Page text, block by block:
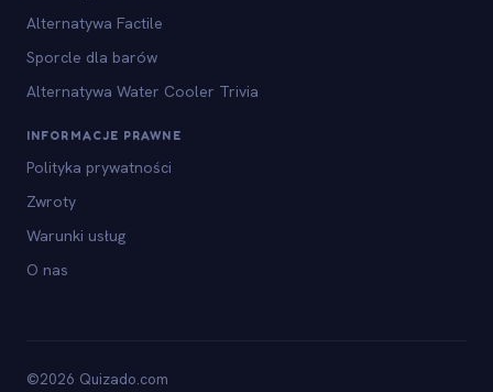
Alternatywa Factile
Sporcle dla barów
Alternatywa Water Cooler Trivia
INFORMACJE PRAWNE
Polityka prywatności
Zwroty
Warunki usług
O nas
©2026 Quizado.com